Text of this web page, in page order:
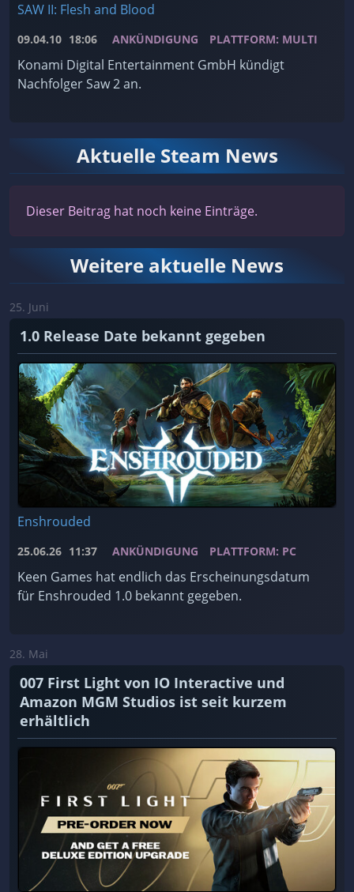
SAW II: Flesh and Blood
09.04.10 18:06 ANKÜNDIGUNG PLATTFORM: MULTI
Konami Digital Entertainment GmbH kündigt
Nachfolger Saw 2 an.
Aktuelle Steam News
Dieser Beitrag hat noch keine Einträge.
Weitere aktuelle News
25. Juni
1.0 Release Date bekannt gegeben
Enshrouded
25.06.26 11:37 ANKÜNDIGUNG PLATTFORM: PC
Keen Games hat endlich das Erscheinungsdatum
für Enshrouded 1.0 bekannt gegeben.
28. Mai
007 First Light von IO Interactive und
Amazon MGM Studios ist seit kurzem
erhältlich